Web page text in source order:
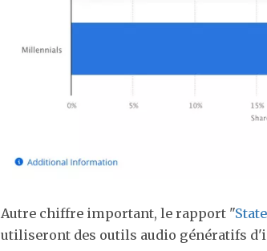
Autre chiffre important, le rapport "
utiliseront des outils audio génératifs